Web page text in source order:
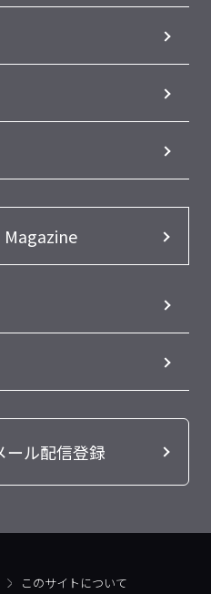
Magazine
ール配信登録
このサイトについて